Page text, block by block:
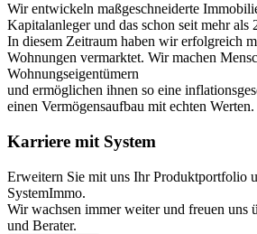
Wir entwickeln maßgeschneiderte
Kapitalanleger und das schon seit mehr als
In diesem Zeitraum haben wir erfolgreich
Wohnungen vermarktet. Wir machen
Wohnungseigentümern
und ermöglichen ihnen so eine
einen Vermögensaufbau mit echten Werten.
Karriere mit System
Erweitern Sie mit uns Ihr Produktportfolio
SystemImmo.
Wir wachsen immer weiter und freuen uns
und Berater.